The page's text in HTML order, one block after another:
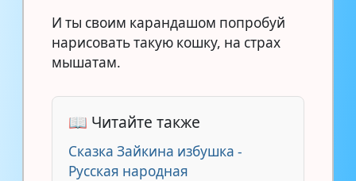
И ты своим карандашом попробуй
нарисовать такую кошку, на страх
мышатам.
📖 Читайте также
Сказка Зайкина избушка -
Русская народная